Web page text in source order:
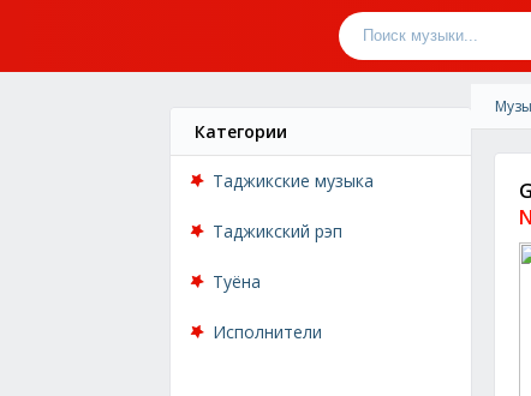
Категории
Таджикские музыка
Таджикский рэп
Туёна
Исполнители